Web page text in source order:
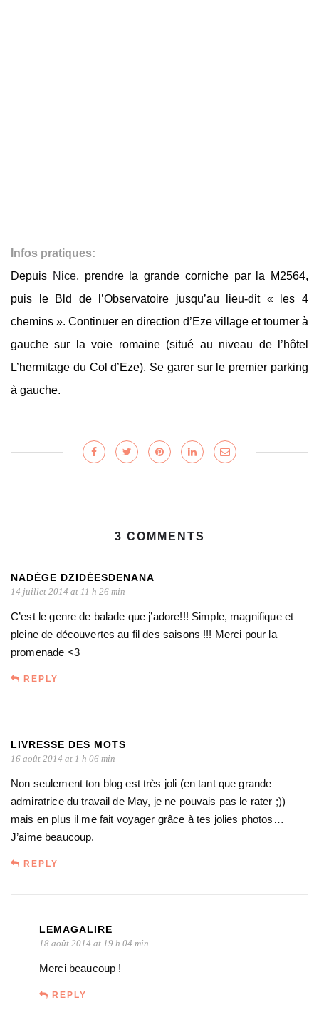
Infos pratiques:
Depuis Nice, prendre la grande corniche par la M2564,
puis le Bld de l’Observatoire jusqu’au lieu-dit « les 4
chemins ». Continuer en direction d’Eze village et tourner à
gauche sur la voie romaine (situé au niveau de l’hôtel
L’hermitage du Col d’Eze). Se garer sur le premier parking
à gauche.
3 COMMENTS
NADÈGE DZIDÉESDENANA
14 juillet 2014 at 11 h 26 min
C’est le genre de balade que j’adore!!! Simple, magnifique et
pleine de découvertes au fil des saisons !!! Merci pour la
promenade <3
REPLY
LIVRESSE DES MOTS
16 août 2014 at 1 h 06 min
Non seulement ton blog est très joli (en tant que grande
admiratrice du travail de May, je ne pouvais pas le rater ;))
mais en plus il me fait voyager grâce à tes jolies photos…
J’aime beaucoup.
REPLY
LEMAGALIRE
18 août 2014 at 19 h 04 min
Merci beaucoup !
REPLY